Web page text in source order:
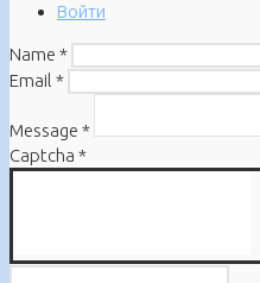
Войти
Name *
Email *
Message *
Captcha *